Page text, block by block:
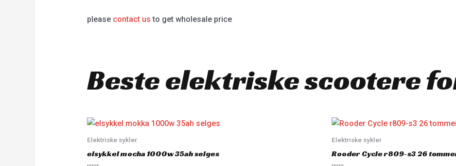
please contact us to get wholesale price
Beste elektriske scootere
Elektriske sykler
elsykkel mocha 1000w 35ah selges
Elektriske sykler
Rooder Cycle r809-s3 26